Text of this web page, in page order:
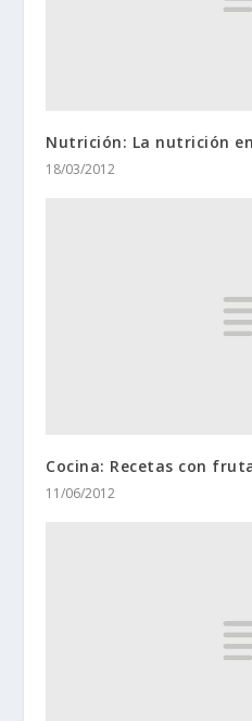
Nutrición: La nutrición
18/03/2012
Cocina: Recetas con
11/06/2012